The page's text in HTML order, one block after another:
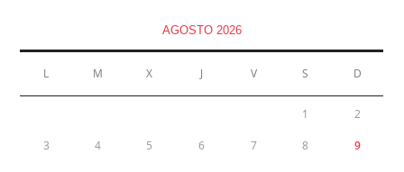
AGOSTO 2026
L M X J V S D
1 2
3 4 5 6 7 8 9